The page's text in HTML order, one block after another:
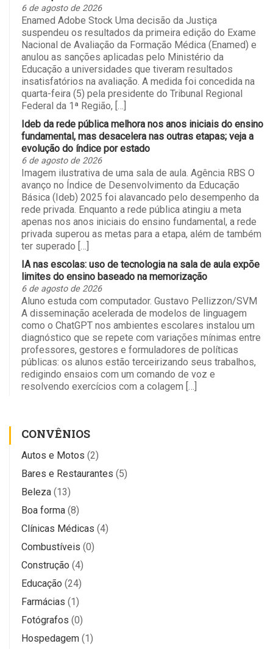
6 de agosto de 2026
Enamed Adobe Stock Uma decisão da Justiça
suspendeu os resultados da primeira edição do Exame
Nacional de Avaliação da Formação Médica (Enamed) e
anulou as sanções aplicadas pelo Ministério da
Educação a universidades que tiveram resultados
insatisfatórios na avaliação. A medida foi concedida na
quarta-feira (5) pela presidente do Tribunal Regional
Federal da 1ª Região, […]
Ideb da rede pública melhora nos anos iniciais do ensino
fundamental, mas desacelera nas outras etapas; veja a
evolução do índice por estado
6 de agosto de 2026
Imagem ilustrativa de uma sala de aula. Agência RBS O
avanço no Índice de Desenvolvimento da Educação
Básica (Ideb) 2025 foi alavancado pelo desempenho da
rede privada. Enquanto a rede pública atingiu a meta
apenas nos anos iniciais do ensino fundamental, a rede
privada superou as metas para a etapa, além de também
ter superado […]
IA nas escolas: uso de tecnologia na sala de aula expõe
limites do ensino baseado na memorização
6 de agosto de 2026
Aluno estuda com computador. Gustavo Pellizzon/SVM
A disseminação acelerada de modelos de linguagem
como o ChatGPT nos ambientes escolares instalou um
diagnóstico que se repete com variações mínimas entre
professores, gestores e formuladores de políticas
públicas: os alunos estão terceirizando seus trabalhos,
redigindo ensaios com um comando de voz e
resolvendo exercícios com a colagem […]
CONVÊNIOS
Autos e Motos (2)
Bares e Restaurantes (5)
Beleza (13)
Boa forma (8)
Clínicas Médicas (4)
Combustíveis (0)
Construção (4)
Educação (24)
Farmácias (1)
Fotógrafos (0)
Hospedagem (1)